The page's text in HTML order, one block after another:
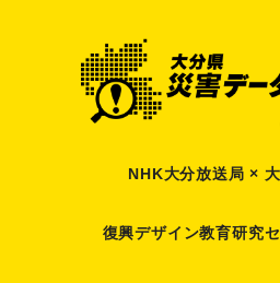
NHK大分放送局 ×
復興デザイン教育研究